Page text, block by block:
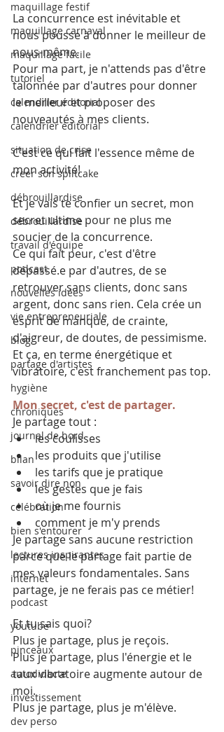
maquillage festif
maquillage carnaval
maquillage facile
tutoriel
calendrier éditorial
calendrier éditorial
situation de crise
creer son splitcake
débrouillardise
débrouillardise
travail d'équipe
podcast
nouvelles idées
vie entrepreneuriale
blog
partage d'artistes
hygiène
chroniques
journal de bord
bilan
savoir dire non
célébration
bien s'entourer
lectures inspirantes
internet
podcast
youtube
pinceaux
autodidacte
investissement
dev perso
La concurrence est inévitable et
nous pousse à donner le meilleur de
nous-même.
Pour ma part, je n'attends pas d'être
talonnée par d'autres pour donner
le meilleur et proposer des
nouveautés à mes clients.
C'est ce qui fait l'essence même de
mon activité!
Et je vais te confier un secret, mon
secret ultime pour ne plus me
soucier de la concurrence.
Ce qui fait peur, c'est d'être
dépassé.e par d'autres, de se
retrouver sans clients, donc sans
argent, donc sans rien. Cela crée un
esprit de manque, de crainte,
d'aigreur, de doutes, de pessimisme.
Et ça, en terme énergétique et
vibratoire, c'est franchement pas top.
Mon secret, c'est de partager.
Je partage tout :
les coulisses
les produits que j'utilise
les tarifs que je pratique
les gestes que je fais
où je me fournis
comment je m'y prends
Je partage sans aucune restriction
parce que le partage fait partie de
mes valeurs fondamentales. Sans
partage, je ne ferais pas ce métier!
Et tu sais quoi?
Plus je partage, plus je reçois.
Plus je partage, plus l'énergie et le
taux vibratoire augmente autour de
moi.
Plus je partage, plus je m'élève.